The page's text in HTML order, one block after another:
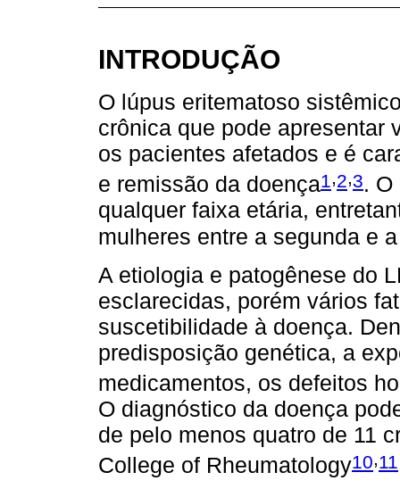
INTRODUÇÃO
O lúpus eritematoso
crônica que pode apresentar
os pacientes afetados e é
e remissão da doença1,2,3.
qualquer faixa etária,
mulheres entre a segunda e
A etiologia e patogênese do
esclarecidas, porém vários
suscetibilidade à doença.
predisposição genética, a
medicamentos, os defeitos
O diagnóstico da doença
de pelo menos quatro de 11
College of Rheumatology10,11